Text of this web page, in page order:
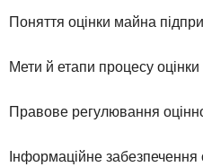
Поняття оцінки майна
Мети й етапи процесу
Правове регулювання
Інформаційне забезпечення